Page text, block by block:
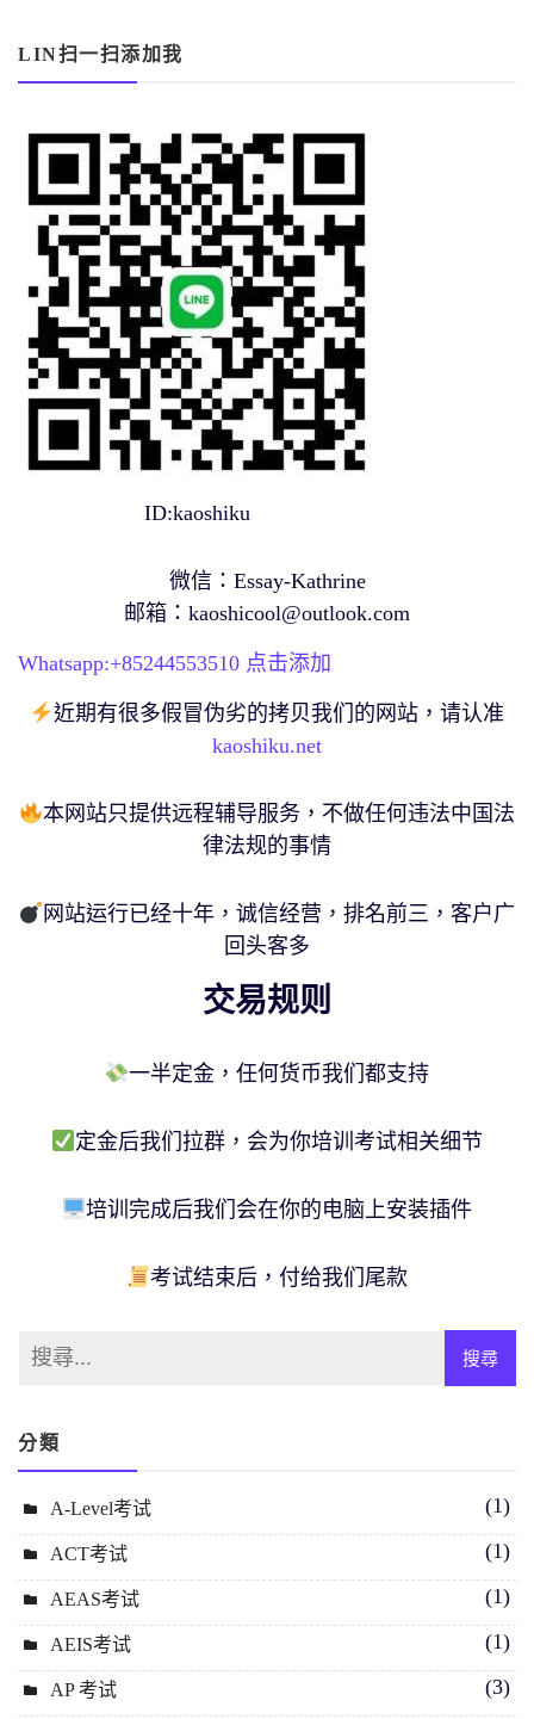
LIN扫一扫添加我
ID:kaoshiku
微信：Essay-Kathrine
邮箱： kaoshicool@outlook.com
Whatsapp:+85244553510 点击添加
近期有很多假冒伪劣的拷贝我们的网站，请认准
kaoshiku.net
本网站只提供远程辅导服务，不做任何违法中国法
律法规的事情
网站运行已经十年，诚信经营，排名前三，客户广
回头客多
交易规则
一半定金，任何货币我们都支持
定金后我们拉群，会为你培训考试相关细节
培训完成后我们会在你的电脑上安装插件
考试结束后，付给我们尾款
分類
A-Level考试 (1)
ACT考试 (1)
AEAS考试 (1)
AEIS考试 (1)
AP 考试 (3)